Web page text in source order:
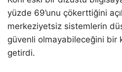
yüzde 69’unu çökerttiğini
merkeziyetsiz sistemlerin
güvenli olmayabileceğini bir
getirdi.